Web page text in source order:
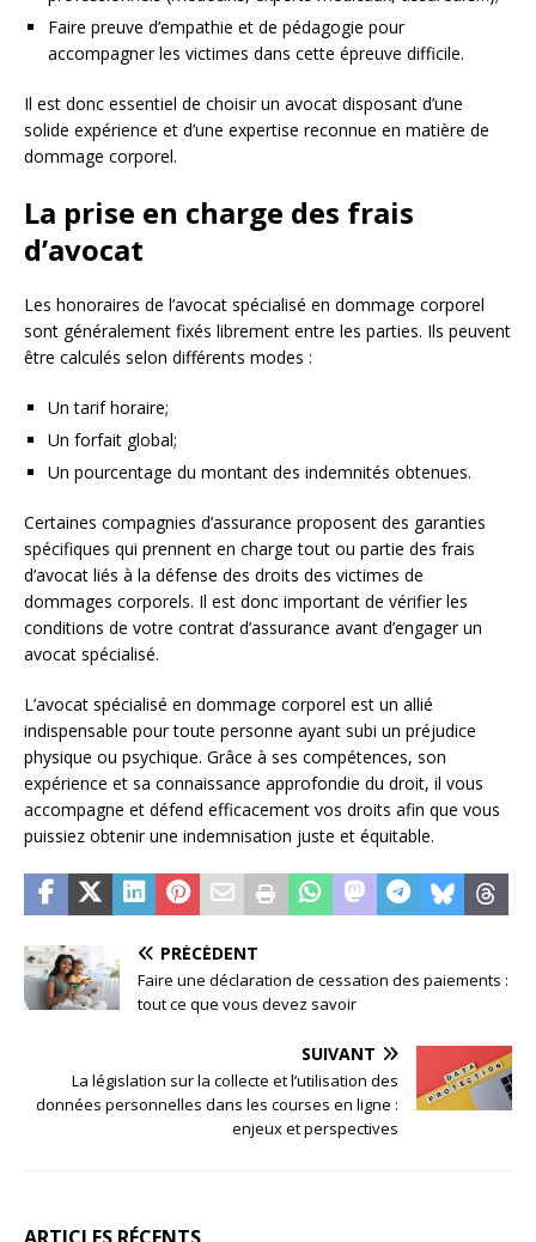
Faire preuve d’empathie et de pédagogie pour
accompagner les victimes dans cette épreuve difficile.
Il est donc essentiel de choisir un avocat disposant d’une
solide expérience et d’une expertise reconnue en matière de
dommage corporel.
La prise en charge des frais
d’avocat
Les honoraires de l’avocat spécialisé en dommage corporel
sont généralement fixés librement entre les parties. Ils peuvent
être calculés selon différents modes :
Un tarif horaire;
Un forfait global;
Un pourcentage du montant des indemnités obtenues.
Certaines compagnies d’assurance proposent des garanties
spécifiques qui prennent en charge tout ou partie des frais
d’avocat liés à la défense des droits des victimes de
dommages corporels. Il est donc important de vérifier les
conditions de votre contrat d’assurance avant d’engager un
avocat spécialisé.
L’avocat spécialisé en dommage corporel est un allié
indispensable pour toute personne ayant subi un préjudice
physique ou psychique. Grâce à ses compétences, son
expérience et sa connaissance approfondie du droit, il vous
accompagne et défend efficacement vos droits afin que vous
puissiez obtenir une indemnisation juste et équitable.
PRÉCÉDENT
Faire une déclaration de cessation des paiements :
tout ce que vous devez savoir
SUIVANT
La législation sur la collecte et l’utilisation des
données personnelles dans les courses en ligne :
enjeux et perspectives